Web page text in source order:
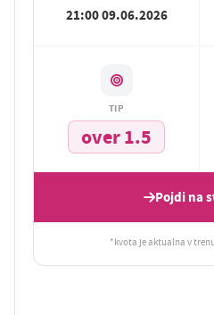
21:00 09.06.2026
TIP
over 1.5
Pojdi na
*kvota je aktualna v